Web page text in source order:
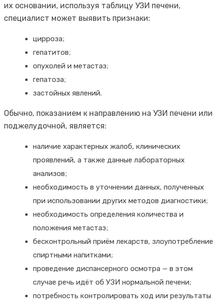
их основании, используя таблицу УЗИ печени,
специалист может выявить признаки:
цирроза;
гепатитов;
опухолей и метастаз;
гепатоза;
застойных явлений.
Обычно, показанием к направлению на УЗИ печени или
поджелудочной, является:
наличие характерных жалоб, клинических
проявлений, а также данные лабораторных
анализов;
необходимость в уточнении данных, полученных
при использовании других методов диагностики;
необходимость определения количества и
положения метастаз;
бесконтрольный приём лекарств, злоупотребление
спиртными напитками;
проведение диспансерного осмотра — в этом
случае речь идёт об УЗИ нормальной печени;
потребность контролировать ход или результаты